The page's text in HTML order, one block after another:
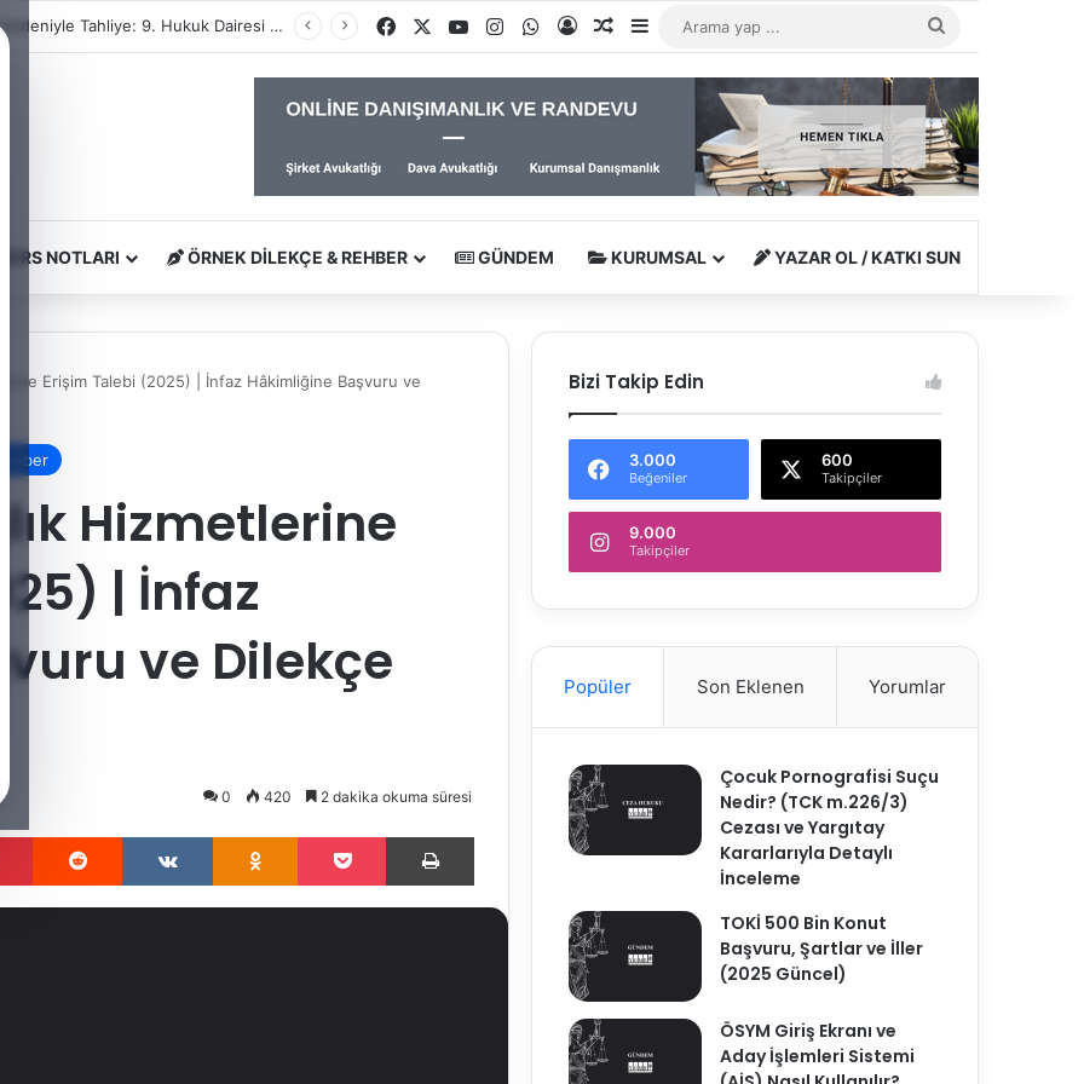
Yargıtay Kararı İncelemesi ve Tanık Beyanları: 9. Hukuk Dairesi 2025/7089 K. FacebookYouTubeInstagramWhatsApp
Kayıt OlRastgele Makale
Kenar Bölmesi
...
NOTLARI ÖRNEK DILEKÇE & REHBER GÜNDEM KURUMSAL YAZAR OL / KATKI SUN
Erişim Talebi (2025) | İnfaz Hâkimliğine Başvuru ve
Hizmetlerine
| İnfaz
ve Dilekçe
0 420 2 dakika okuma süresi
Pinterest Reddit VKontakte OdnoklassnikiPocket Yazdır
Bizi Takip Edin
3.000
Beğeniler
600
Takipçiler
9.000
Takipçiler
Popüler Son Eklenen Yorumlar
Çocuk Pornografisi Suçu
Nedir? (TCK m.226/3)
Cezası ve Yargıtay
Kararlarıyla Detaylı
İnceleme
TOKİ 500 Bin Konut
Başvuru, Şartlar ve İller
(2025 Güncel)
ÖSYM Giriş Ekranı ve
Aday İşlemleri Sistemi